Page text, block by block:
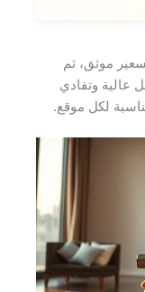
موثق، ثم
عالية وتفادي
لكل موقع.